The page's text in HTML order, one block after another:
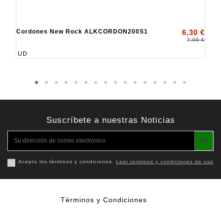
Cordones New Rock ALKCORDON200S1 6,30 €
7,00 €
UD
Suscríbete a nuestras Noticias
Acepto los términos y condiciones. Leer terminos y condiciones de uso
Términos y Condiciones